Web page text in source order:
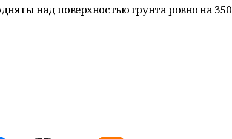
над поверхностью грунта ровно на 350